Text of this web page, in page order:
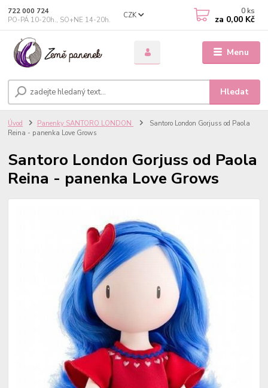
Menu
CZK
Hledat
722 000 724
PO-PÁ 10-20h., SO+NE 14-20h.
0 ks
za 0,00 Kč
Úvod Panenky SANTORO LONDON
Santoro London Gorjuss od Paola
Reina - panenka Love Grows
Santoro London Gorjuss od Paola
Reina - panenka Love Grows